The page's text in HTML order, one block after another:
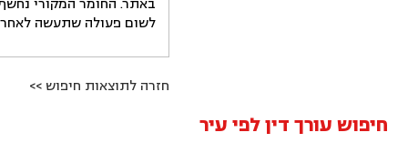
לשום פעולה שתעשה לאחר
חזרה לתוצאות חיפוש >>
חיפוש עורך דין לפי עיר